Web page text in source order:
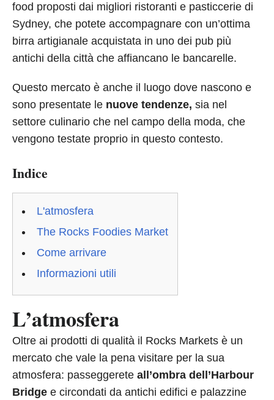
food proposti dai migliori ristoranti e pasticcerie di
Sydney, che potete accompagnare con un’ottima
birra artigianale acquistata in uno dei pub più
antichi della città che affiancano le bancarelle.
Questo mercato è anche il luogo dove nascono e
sono presentate le nuove tendenze, sia nel
settore culinario che nel campo della moda, che
vengono testate proprio in questo contesto.
Indice
L'atmosfera
The Rocks Foodies Market
Come arrivare
Informazioni utili
L’atmosfera
Oltre ai prodotti di qualità il Rocks Markets è un
mercato che vale la pena visitare per la sua
atmosfera: passeggerete all’ombra dell’Harbour
Bridge e circondati da antichi edifici e palazzine